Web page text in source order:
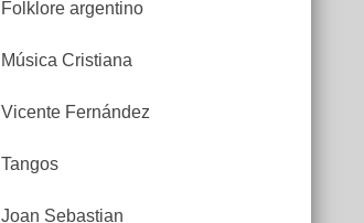
Folklore argentino
Música Cristiana
Vicente Fernández
Tangos
Joan Sebastian